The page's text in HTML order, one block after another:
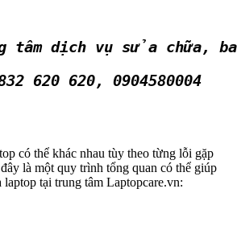
tâm dịch vụ sửa chữa,
620 620, 0904580004
có thể khác nhau tùy theo từng lỗi gặp
là một quy trình tổng quan có thể giúp
laptop tại trung tâm Laptopcare.vn: